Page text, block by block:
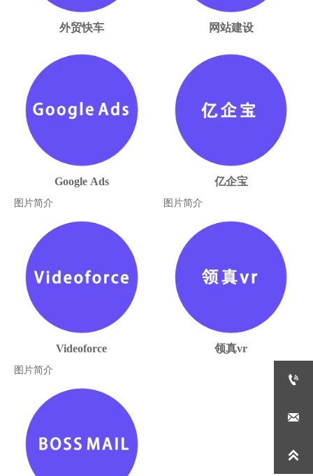
外贸快车 网站建设
Google Ads
图片简介
亿企宝
图片简介
Videoforce
图片简介
领真vr


